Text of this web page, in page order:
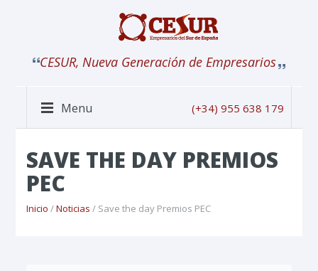
CESUR, Nueva Generación de Empresarios
Menu (+34) 955 638 179
SAVE THE DAY PREMIOS
PEC
Inicio /Noticias / Save the day Premios PEC